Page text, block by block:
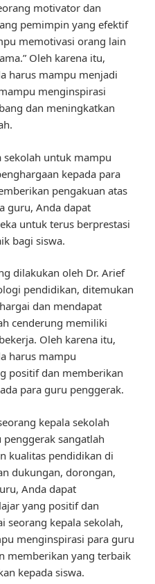
motivator dan
pemimpin yang efektif
memotivasi orang lain
Oleh karena itu,
harus mampu menjadi
menginspirasi
dan meningkatkan
sekolah untuk mampu
kepada para
pengakuan atas
guru, Anda dapat
untuk terus berprestasi
bagi siswa.
dilakukan oleh Dr. Arief
pendidikan, ditemukan
dan mendapat
cenderung memiliki
Oleh karena itu,
harus mampu
positif dan memberikan
para guru penggerak.
kepala sekolah
sangatlah
kualitas pendidikan di
dukungan, dorongan,
Anda dapat
yang positif dan
seorang kepala sekolah,
menginspirasi para guru
memberikan yang terbaik
kepada siswa.